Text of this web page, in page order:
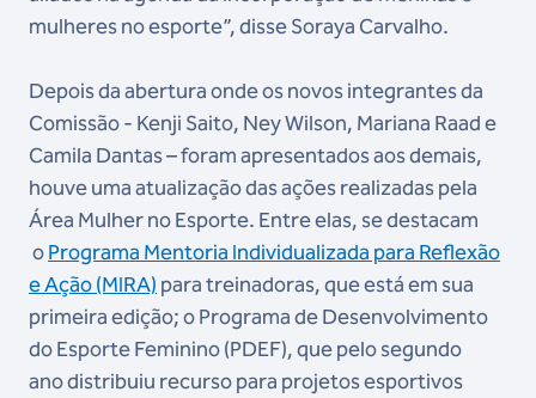
mulheres no esporte”, disse Soraya Carvalho.
Depois da abertura onde os novos integrantes da
Comissão - Kenji Saito, Ney Wilson, Mariana Raad e
Camila Dantas – foram apresentados aos demais,
houve uma atualização das ações realizadas pela
Área Mulher no Esporte. Entre elas, se destacam
oPrograma Mentoria Individualizada para Reflexão
e Ação (MIRA) para treinadoras, que está em sua
primeira edição; o Programa de Desenvolvimento
do Esporte Feminino (PDEF), que pelo segundo
ano distribuiu recurso para projetos esportivos